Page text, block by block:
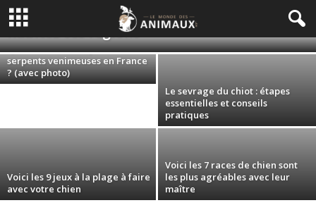
Morsure de vipères : Attention si vous
habitez ces régions
Quelles sont les espèces de
serpents venimeuses en France
? (avec photo)
Le sevrage du chiot : étapes
essentielles et conseils
pratiques
Voici les 9 jeux à la plage à faire
avec votre chien
Voici les 7 races de chien sont
les plus agréables avec leur
maître